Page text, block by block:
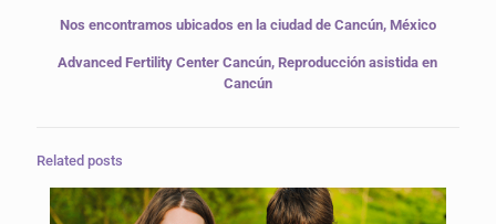
Nos encontramos ubicados en la ciudad de Cancún, México
Advanced Fertility Center Cancún, Reproducción asistida en
Cancún
Related posts